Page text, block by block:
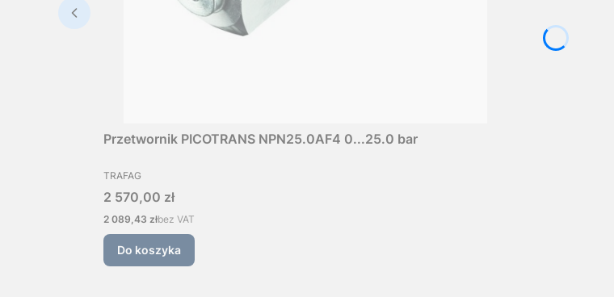
Przetwornik PICOTRANS NPN25.0AF4 0...25.0 bar
PRODUCENT
TRAFAG
Cena
2 570,00 zł
Cena
2 089,43 złbez VAT
Do koszyka